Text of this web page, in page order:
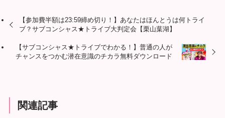
【参加費半額は23:59締め切り！】あなたはほんとうは何トライ
ブ？サブコンシャス★トライブ大判定会【栗山葉湖】
【サブコンシャス★トライブでわかる！】普通の人が
チャンスをつかむ潜在意識のチカラ無料ダウンロード
関連記事